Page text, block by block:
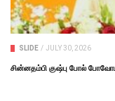
SLIDE / JULY 30, 2026
சின்னதம்பி குஷ்பு போல்